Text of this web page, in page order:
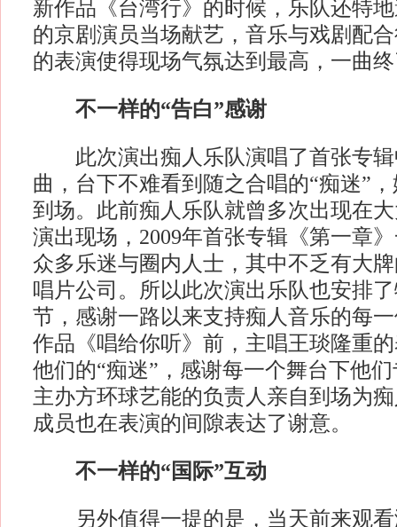
新作品《台湾行》的时候，乐队还特
的京剧演员当场献艺，音乐与戏剧配
的表演使得现场气氛达到最高，一曲
不一样的“告白”感谢
此次演出痴人乐队演唱了首张专辑
曲，台下不难看到随之合唱的“痴迷”
到场。此前痴人乐队就曾多次出现在
演出现场，2009年首张专辑《第一章
众多乐迷与圈内人士，其中不乏有大
唱片公司。所以此次演出乐队也安排
节，感谢一路以来支持痴人音乐的每
作品《唱给你听》前，主唱王琰隆重
他们的“痴迷”，感谢每一个舞台下他
主办方环球艺能的负责人亲自到场为
成员也在表演的间隙表达了谢意。
不一样的“国际”互动
另外值得一提的是，当天前来观看